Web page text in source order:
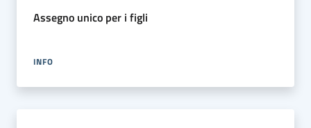
Assegno unico per i figli
INFO